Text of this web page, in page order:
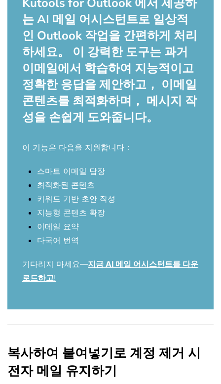
는 AI 메일 어시스턴트로 일상적
인 Outlook 작업을 간편하게 처리
하세요。 이 강력한 도구는 과거
이메일에서 학습하여 지능적이고
정확한 응답을 제안하고， 이메일
콘텐츠를 최적화하며， 메시지 작
성을 손쉽게 도와줍니다。
이 기능은 다음을 지원합니다：
스마트 이메일 답장
최적화된 콘텐츠
키워드 기반 초안 작성
지능형 콘텐츠 확장
이메일 요약
다국어 번역
기다리지 마세요—지금 AI 메일 어시스턴트를 다운
로드하고!
복사하여 붙여넣기로 계정 제거 시
전자 메일 유지하기